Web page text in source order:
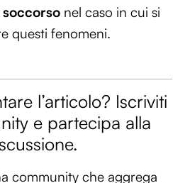
nel caso in cui si
questi fenomeni.
l’articolo? Iscriviti
e partecipa alla
community che aggrega